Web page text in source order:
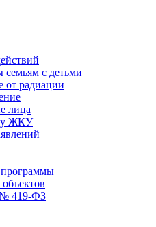
с детьми
от радиации
лица
ЖКУ
программы
№ 419-ФЗ